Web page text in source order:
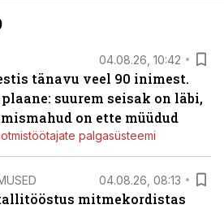
04.08.26, 10:42
tänavu veel 90 inimest.
suurem seisak on läbi,
on ette müüdud
palgasüsteemi
04.08.26, 08:13
mitmekordistas